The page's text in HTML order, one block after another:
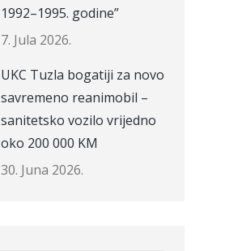
1992–1995. godine”
7. Jula 2026.
UKC Tuzla bogatiji za novo
savremeno reanimobil –
sanitetsko vozilo vrijedno
oko 200 000 KM
30. Juna 2026.